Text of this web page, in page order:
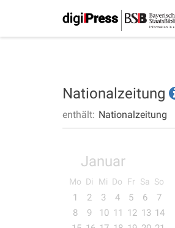
Nationalzeitung
enthält: Nationalzeitung
Januar
Mo Di Mi Do Fr Sa So
1 2 3 4 5 6
7
8
9 10 11 12 13 14